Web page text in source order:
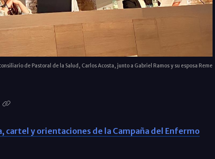
de Pastoral de la Salud, Carlos Acosta, junto a Gabriel Ramos y su esposa Reme
cartel y orientaciones de la Campaña del Enfermo